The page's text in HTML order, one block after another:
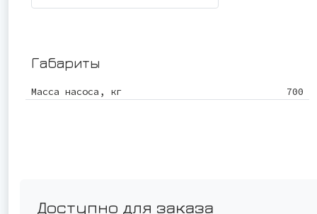
Габариты
Масса насоса, кг 700
Доступно для заказа